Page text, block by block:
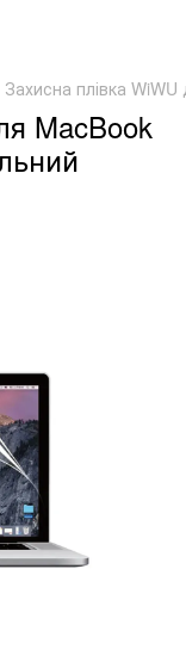
Захисна плівка
MacBook